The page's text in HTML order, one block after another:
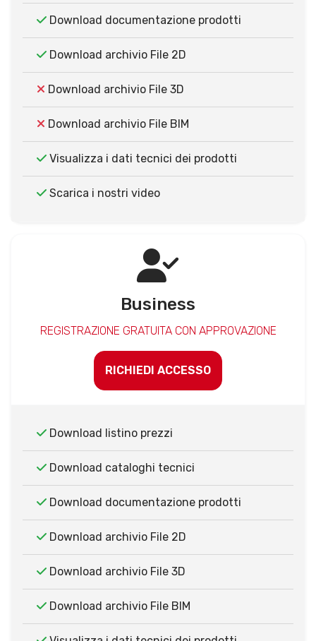
Download documentazione prodotti
Download archivio File 2D
Download archivio File 3D
Download archivio File BIM
Visualizza i dati tecnici dei prodotti
Scarica i nostri video
Business
REGISTRAZIONE GRATUITA CON APPROVAZIONE
RICHIEDI ACCESSO
Download listino prezzi
Download cataloghi tecnici
Download documentazione prodotti
Download archivio File 2D
Download archivio File 3D
Download archivio File BIM